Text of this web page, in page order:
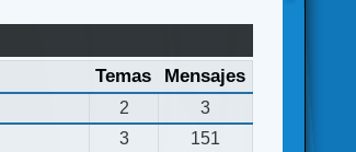
Temas Mensajes
2
3
3
151